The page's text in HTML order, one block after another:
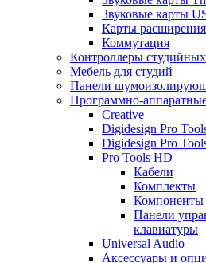
Звуковые карты
Карты расширения
Коммутация
Контроллеры
Мебель для студий
Панели
Программно-
Creative
Digidesign Pro
Digidesign Pro
Pro Tools HD
Кабели
Комплекты
Компоненты
Панели
клавиатуры
Universal Audio
Аксессуары и